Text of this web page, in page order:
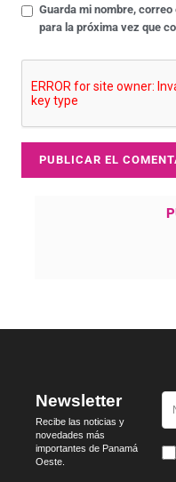
Guarda mi nombre,
para la próxima vez que
Newsletter
Recibe las noticias y
novedades más
importantes de Panamá
Oeste.